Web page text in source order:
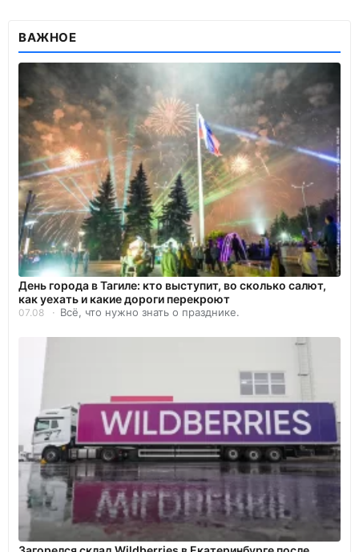
ВАЖНОЕ
День города в Тагиле: кто выступит, во сколько салют,
как уехать и какие дороги перекроют
07.08 Всё, что нужно знать о празднике.